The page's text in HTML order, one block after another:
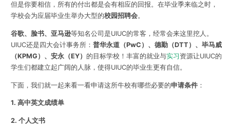
但是你要相信，所有的付出都是会有相应的回报。在毕业季来临之时，
学校会为应届毕业生举办大型的校园招聘会。
谷歌、脸书、亚马逊等知名公司是UIUC的常客，经常会来这里挖人。
UIUC还是四大会计事务所： 普华永道（PwC）、德勤（DTT）、毕马威
（KPMG）、安永（EY） 的目标学校！丰富的就业与实习 资源让UIUC的
学生们都建立起广阔的人脉，使得UIUC的毕业生更有自信。
下面，我们就一起来看一看申请这所牛校有哪些必要的申请条件：
1. 高中英文成绩单
2. 个人文书